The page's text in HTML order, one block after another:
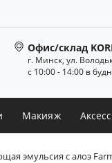
Офис/склад
г. Минск, ул.
с 10:00 - 14:00 в
Макияж
эмульсия с алоэ